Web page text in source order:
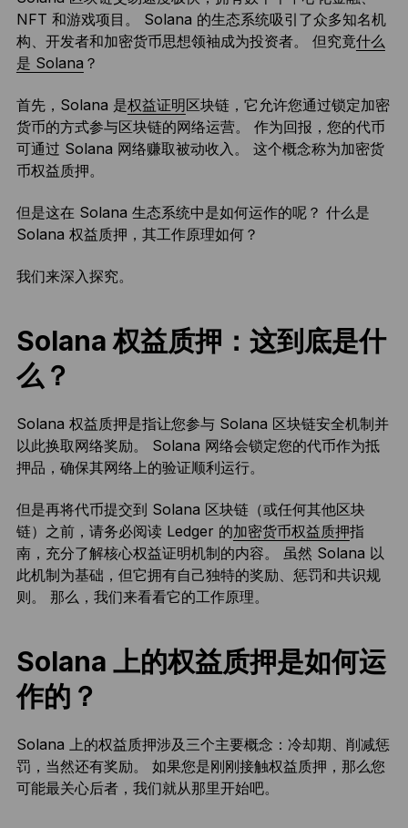
NFT 和游戏项目。 Solana 的生态系统吸引了众多知名机
构、开发者和加密货币思想领袖成为投资者。 但究竟什么
是 Solana ？
首先，Solana 是权益证明区块链，它允许您通过锁定加密
货币的方式参与区块链的网络运营。 作为回报，您的代币
可通过 Solana 网络赚取被动收入。 这个概念称为加密货
币权益质押。
但是这在 Solana 生态系统中是如何运作的呢？ 什么是
Solana 权益质押，其工作原理如何？
我们来深入探究。
Solana 权益质押：这到底是什
么？
Solana 权益质押是指让您参与 Solana 区块链安全机制并
以此换取网络奖励。 Solana 网络会锁定您的代币作为抵
押品，确保其网络上的验证顺利运行。
但是再将代币提交到 Solana 区块链（或任何其他区块
链）之前，请务必阅读 Ledger 的加密货币权益质押指
南，充分了解核心权益证明机制的内容。 虽然 Solana 以
此机制为基础，但它拥有自己独特的奖励、惩罚和共识规
则。 那么，我们来看看它的工作原理。
Solana 上的权益质押是如何运
作的？
Solana 上的权益质押涉及三个主要概念：冷却期、削减惩
罚，当然还有奖励。 如果您是刚刚接触权益质押，那么您
可能最关心后者，我们就从那里开始吧。